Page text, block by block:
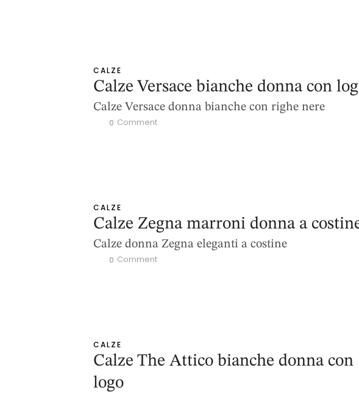
CALZE
Calze Versace bianche donna con
Calze Versace donna bianche con righe nere
0 Comment
CALZE
Calze Zegna marroni donna a
Calze donna Zegna eleganti a costine
0 Comment
CALZE
Calze The Attico bianche donna con
logo